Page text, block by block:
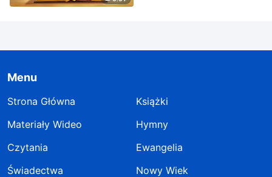
Menu
Strona Główna
Książki
Materiały Wideo
Hymny
Czytania
Ewangelia
Świadectwa
Nowy Wiek